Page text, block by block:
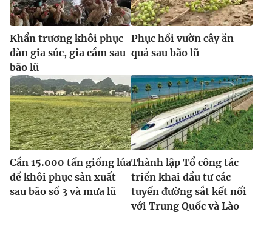
Khẩn trương khôi phục
đàn gia súc, gia cầm sau
bão lũ
Phục hồi vườn cây ăn
quả sau bão lũ
Cần 15.000 tấn giống lúa
để khôi phục sản xuất
sau bão số 3 và mưa lũ
Thành lập Tổ công tác
triển khai đầu tư các
tuyến đường sắt kết nối
với Trung Quốc và Lào